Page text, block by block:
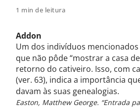
1 min de leitura
Addon
Um dos indivíduos mencionados
que não pôde “mostrar a casa
retorno do cativeiro. Isso, com
(ver. 63), indica a importância
davam às suas genealogias.
Easton, Matthew George. “Entrada